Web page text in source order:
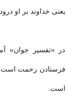
یعنی خداوند بر او
در «تفسیر جوان»
فرستادن رحمت است
است.